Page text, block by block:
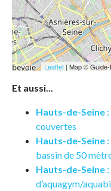
Leaflet | Map ©
Et aussi...
Hauts-de-Seine
couvertes
Hauts-de-Seine
bassin de 50
Hauts-de-Seine
d’aquagym/